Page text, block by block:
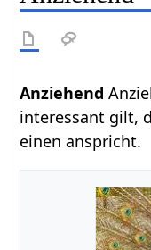
Anziehend‏‎
interessant gilt,
einen anspricht.